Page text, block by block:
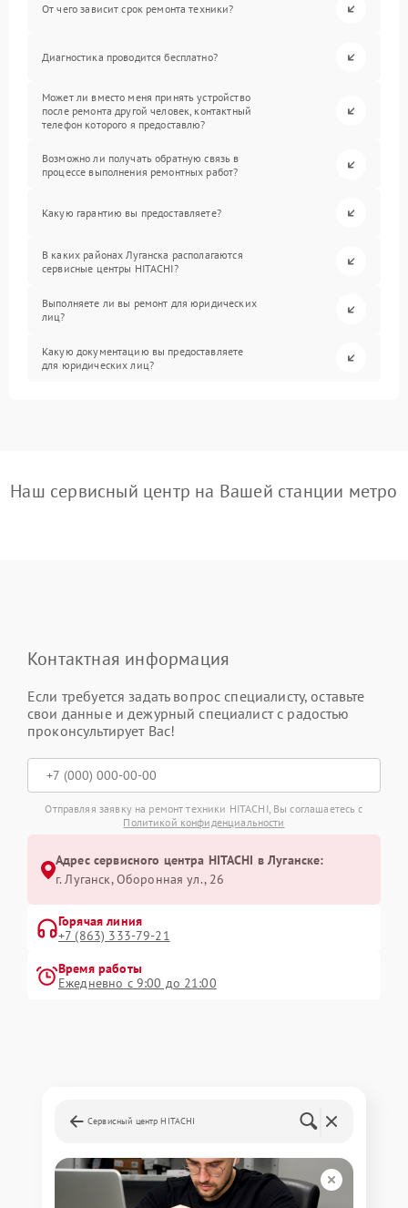
От чего зависит срок ремонта техники?
Диагностика проводится бесплатно?
Может ли вместо меня принять устройство
после ремонта другой человек, контактный
телефон которого я предоставлю?
Возможно ли получать обратную связь в
процессе выполнения ремонтных работ?
Какую гарантию вы предоставляете?
В каких районах Луганска располагаются
сервисные центры HITACHI?
Выполняете ли вы ремонт для юридических
лиц?
Какую документацию вы предоставляете
для юридических лиц?
Наш сервисный центр на Вашей станции метро
Контактная информация
Если требуется задать вопрос специалисту, оставьте
свои данные и дежурный специалист с радостью
проконсультирует Вас!
Отправляя заявку на ремонт техники HITACHI, Вы соглашаетесь с
Политикой конфиденциальности
Адрес сервисного центра HITACHI в Луганске:
г. Луганск, Оборонная ул., 26
Горячая линия
+7 (863) 333-79-21
Время работы
Ежедневно с 9:00 до 21:00
Сервисный центр HITACHI